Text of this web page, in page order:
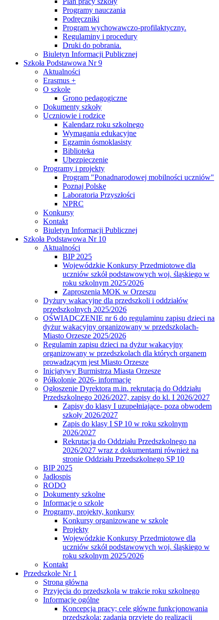
Programy nauczania
Podręczniki
Program wychowawczo-profilaktyczny.
Regulaminy i procedury
Druki do pobrania.
Biuletyn Informacji Publicznej
Szkoła Podstawowa Nr 9
Aktualności
Erasmus +
O szkole
Grono pedagogiczne
Dokumenty szkoły
Uczniowie i rodzice
Kalendarz roku szkolnego
Wymagania edukacyjne
Egzamin ósmoklasisty
Biblioteka
Ubezpieczenie
Programy i projekty
Program "Ponadnarodowej mobilności uczniów"
Poznaj Polskę
Laboratoria Przyszłości
NPRC
Konkursy
Kontakt
Biuletyn Informacji Publicznej
Szkoła Podstawowa Nr 10
Aktualności
BIP 2025
Wojewódzkie Konkursy Przedmiotowe dla
uczniów szkół podstawowych woj. śląskiego w
roku szkolnym 2025/2026
Zaproszenia MOK w Orzeszu
Dyżury wakacyjne dla przedszkoli i oddziałów
przedszkolnych 2025/2026
OŚWIADCZENIE nr 6 do regulaminu zapisu dzieci na
dyżur wakacyjny organizowany w przedszkolach-
Miasto Orzesze 2025/2026
Regulamin zapisu dzieci na dyżur wakacyjny
organizowany w przedszkolach dla których organem
prowadzącym jest Miasto Orzesze
Inicjatywy Burmistrza Miasta Orzesze
Półkolonie 2026- informacje
Ogłoszenie Dyrektora m.in. rekrutacja do Oddziału
Przedszkolnego 2026/2027, zapisy do kl. I 2026/2027
Zapisy do klasy I uzupełniające- poza obwodem
szkoły 2026/2027
Zapis do klasy I SP 10 w roku szkolnym
2026/2027
Rekrutacja do Oddziału Przedszkolnego na
2026/2027 wraz z dokumentami również na
stronie Oddziału Przedszkolnego SP 10
BIP 2025
Jadłospis
RODO
Dokumenty szkolne
Informacje o szkole
Programy, projekty, konkursy
Konkursy organizowane w szkole
Projekty
Wojewódzkie Konkursy Przedmiotowe dla
uczniów szkół podstawowych woj. śląskiego w
roku szkolnym 2025/2026
Kontakt
Przedszkole Nr 1
Strona główna
Przyjęcia do przedszkola w trakcie roku szkolnego
Informacje ogólne
Koncepcja pracy; cele główne funkcjonowania
przedszkola; zadania przyjęte do realizacji